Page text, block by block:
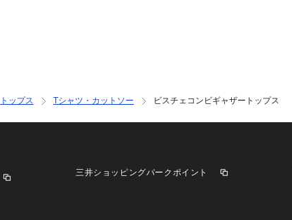
トップス Tシャツ・カットソー ビスチェコンビギャザートップス
三井ショッピングパークポイント